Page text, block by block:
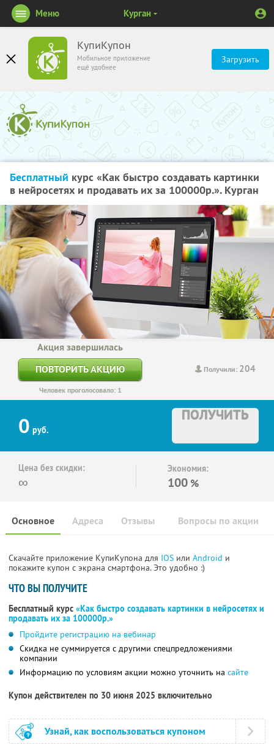
КупиКупон
Мобильное приложение
ещё удобнее
Загрузить
Меню Курган
Бесплатный курс «Как быстро создавать картинки
в нейросетях и продавать их за 100000р.». Курган
Получили: 204
Акция завершилась
ПОВТОРИТЬ АКЦИЮ
Человек проголосовало: 1
0 руб.
ПОЛУЧИТЬ
Цена без скидки:
∞
Экономия:
100 %
Основное Отзывы Вопросы по акции
Адреса
Скачайте приложение КупиКупона для IOS или Android и
покажите купон с экрана смартфона. Это удобно :)
ЧТО ВЫ ПОЛУЧИТЕ
Бесплатный курс «Как быстро создавать картинки в нейросетях и
продавать их за 100000р.»
Пройдите регистрацию на вебинар
Скидка не суммируется с другими спецпредложениями
компании
Информацию по условиям акции можно уточнить на сайте
Купон действителен по 30 июня 2025 включительно
Узнай, как воспользоваться купоном